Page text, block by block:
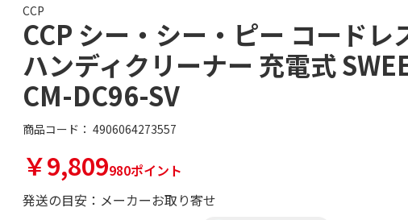
CCP
CCP シー・シー・ピー コードレ
ハンディクリーナー 充電式
CM-DC96-SV
商品コード： 4906064273557
￥9,809980ポイント
発送の目安：メーカーお取り寄せ